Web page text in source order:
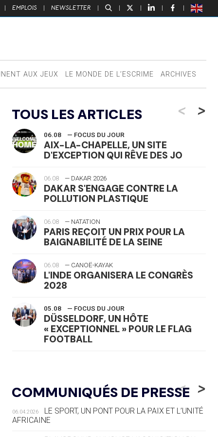
| EMPLOIS | NEWSLETTER | | | | |
AUX JEUX LE MONDE DE L’ESCRIME ARCHIVES
TOUS LES ARTICLES <
06.08 — FOCUS DU JOUR
AIX-LA-CHAPELLE, UN SITE
D'EXCEPTION QUI RÊVE DES JO
06.08 — DAKAR 2026
DAKAR S'ENGAGE CONTRE LA
POLLUTION PLASTIQUE
06.08 — NATATION
PARIS REÇOIT UN PRIX POUR LA
BAIGNABILITÉ DE LA SEINE
06.08 — CANOË-KAYAK
L'INDE ORGANISERA LE CONGRÈS
2028
05.08 — FOCUS DU JOUR
DÜSSELDORF, UN HÔTE
« EXCEPTIONNEL » POUR LE FLAG
FOOTBALL
LE RÊVE DE VOIR LA LUGE ALPINE
AUX JO « N'EST PAS FINI »
05.08 — TIR À L'ARC
DES MONDIAUX À BRISBANE SUR LA
>
COMMUNIQUÉS DE PRESSE
<
06.04.2026
LE SPORT, UN PONT POUR LA PAIX ET L’UNITÉ
AFRICAINE
>